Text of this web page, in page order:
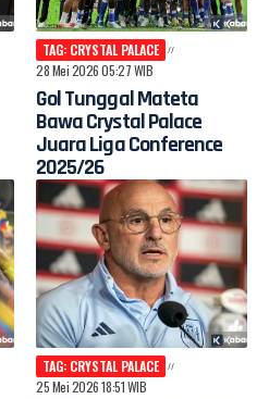
TAG: CRYSTAL PALACE
28 Mei 2026 05:27 WIB
Gol Tunggal Mateta
Bawa Crystal Palace
Juara Liga Conference
2025/26
TAG: CRYSTAL PALACE
25 Mei 2026 18:51 WIB